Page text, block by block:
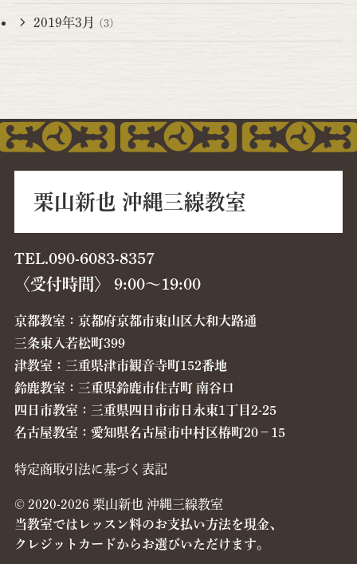
2019年3月 (3)
栗山新也 沖縄三線教室
TEL.090-6083-8357
〈受付時間〉 9:00〜19:00
京都教室：京都府京都市東山区大和大路通
三条東入若松町399
津教室：三重県津市観音寺町152番地
鈴鹿教室：三重県鈴鹿市住吉町 南谷口
四日市教室：三重県四日市市日永東1丁目2-25
名古屋教室：愛知県名古屋市中村区椿町20−15
特定商取引法に基づく表記
© 2020-2026 栗山新也 沖縄三線教室
当教室ではレッスン料のお支払い方法を現金、
クレジットカードからお選びいただけます。